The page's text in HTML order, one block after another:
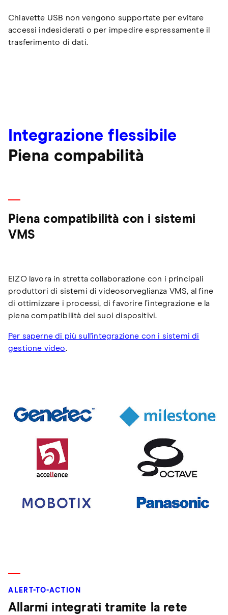
Chiavette USB non vengono supportate per evitare
accessi indesiderati o per impedire espressamente il
trasferimento di dati.
Integrazione flessibile
Piena compabilità
Piena compatibilità con i sistemi
VMS
EIZO lavora in stretta collaborazione con i principali
produttori di sistemi di videosorveglianza VMS, al fine
di ottimizzare i processi, di favorire l’integrazione e la
piena compatibilità dei suoi dispositivi.
Per saperne di più sull'integrazione con i sistemi di
gestione video.
ALERT-TO-ACTION
Allarmi integrati tramite la rete